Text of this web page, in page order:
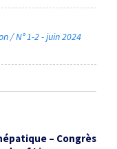
/ N° 1-2 - juin 2024
– Congrès